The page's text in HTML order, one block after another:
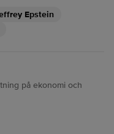
Epstein
på ekonomi och